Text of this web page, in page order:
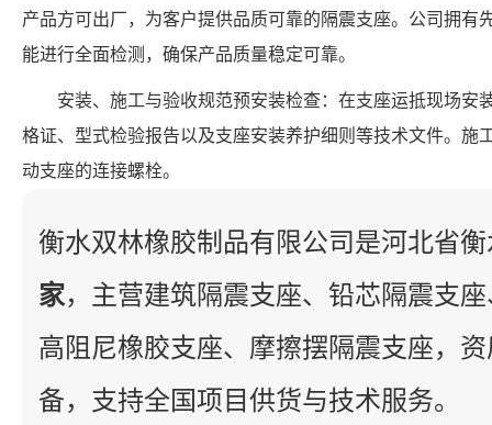
产品方可出厂，为客户提供品质可靠的隔震支座。公司拥有
能进行全面检测，确保产品质量稳定可靠。
安装、施工与验收规范预安装检查：在支座运抵现场安
格证、型式检验报告以及支座安装养护细则等技术文件。施
动支座的连接螺栓。
衡水双林橡胶制品有限公司是河北省
家，主营建筑隔震支座、铅芯隔震支
高阻尼橡胶支座、摩擦摆隔震支座，
备，支持全国项目供货与技术服务。